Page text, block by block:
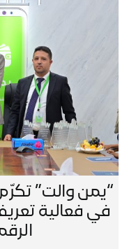
“يمن والت”
في فعالية